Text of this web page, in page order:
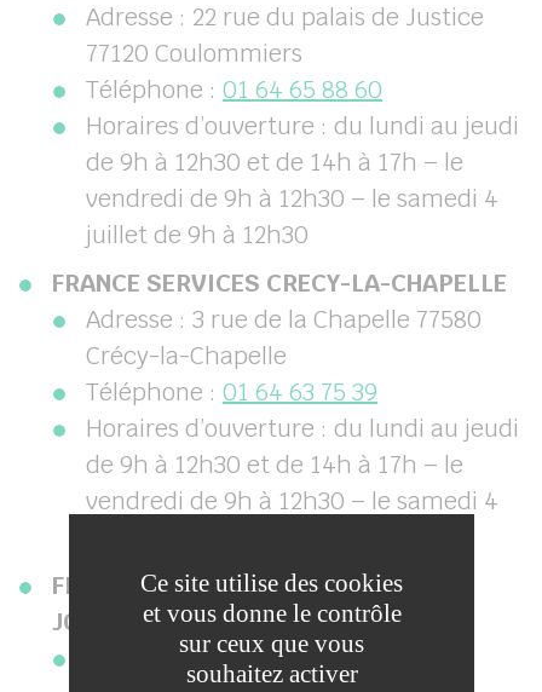
Adresse : 22 rue du palais de Justice
77120 Coulommiers
Téléphone : 01 64 65 88 60
Horaires d’ouverture : du lundi au jeudi
de 9h à 12h30 et de 14h à 17h – le
vendredi de 9h à 12h30 – le samedi 4
juillet de 9h à 12h30
FRANCE SERVICES CRECY-LA-CHAPELLE
Adresse : 3 rue de la Chapelle 77580
Crécy-la-Chapelle
Téléphone : 01 64 63 75 39
Horaires d’ouverture : du lundi au jeudi
de 9h à 12h30 et de 14h à 17h – le
vendredi de 9h à 12h30 – le samedi 4
FRANCE SERVICES LA FERTE-SOUS-
JOUARRE
Adresse : 17 rue de Reuil 77260 La
Ce site utilise des cookies
et vous donne le contrôle
sur ceux que vous
souhaitez activer